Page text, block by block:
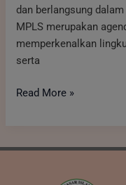
dan berlangsung
MPLS merupakan
memperkenalkan
serta
Read More »